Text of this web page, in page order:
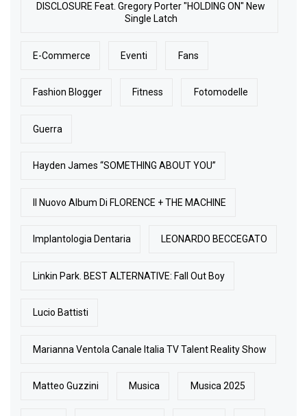
DISCLOSURE Feat. Gregory Porter "HOLDING ON" New
Single Latch
E-Commerce Eventi Fans
Fashion Blogger Fitness Fotomodelle
Guerra
Hayden James “SOMETHING ABOUT YOU”
Il Nuovo Album Di FLORENCE + THE MACHINE
Implantologia Dentaria LEONARDO BECCEGATO
Linkin Park. BEST ALTERNATIVE: Fall Out Boy
Lucio Battisti
Marianna Ventola Canale Italia TV Talent Reality Show
Matteo Guzzini Musica Musica 2025